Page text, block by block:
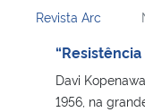
Revista Arc
Davi
1956, na